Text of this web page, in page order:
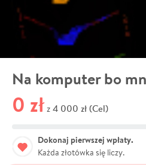
Na komputer bo
0 zł z 4 000 zł (Cel)
Dokonaj pierwszej wpłaty.
Każda złotówka się liczy.